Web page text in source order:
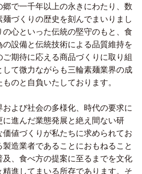
で一千年以上の永きにわたり、数
づくりの歴史を刻んでまいりまし
心といった伝統の堅守のもと、食
設備と伝統技術による品質維持を
期待に応える商品づくりに取り組
て微力ながらも三輪素麺業界の成
のと自負いたしております。
よび社会の多様化、時代の要求に
に進んだ業態発展と絶え間ない研
値づくりが私たちに求められてお
製造業者であることにおもねること
及、食べ方の提案に至るまでを文化
進してまいる所存であります。そ